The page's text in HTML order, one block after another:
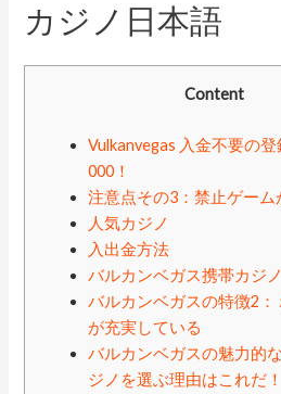
カジノ日本語
Content
Vulkanvegas 入金不要の
000！
注意点その3：禁止ゲーム
人気カジノ
入出金方法
バルカンベガス携帯カジノ
バルカンベガスの特徴2：
が充実している
バルカンベガスの魅力的
ジノを選ぶ理由はこれだ！